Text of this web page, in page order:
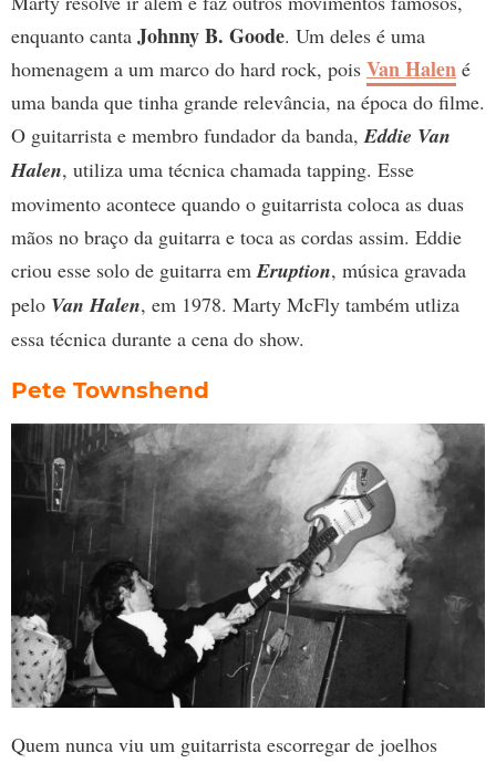
enquanto canta Johnny B. Goode. Um deles é uma
homenagem a um marco do hard rock, pois Van Halen é
uma banda que tinha grande relevância, na época do filme.
O guitarrista e membro fundador da banda,Eddie Van
Halen, utiliza uma técnica chamada tapping. Esse
movimento acontece quando o guitarrista coloca as duas
mãos no braço da guitarra e toca as cordas assim. Eddie
criou esse solo de guitarra emEruption, música gravada
pelo Van Halen, em 1978. Marty McFly também utliza
essa técnica durante a cena do show.
Pete Townshend
Quem nunca viu um guitarrista escorregar de joelhos